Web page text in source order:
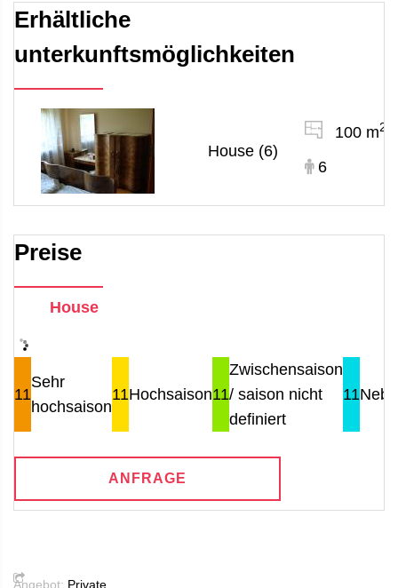
Erhältliche
unterkunftsmöglichkeiten
House (6)
100 m2
6
Preise
House
11
Sehr
hochsaison
11Hochsaison11
Zwischensaison
/ saison nicht
definiert
11
ANFRAGE
Angebot: Private